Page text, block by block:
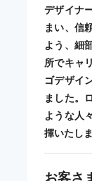
デザイナ
まい、信
よう、細
所でキャ
ゴデザイ
ました。
ような人
揮いたし
お客さ